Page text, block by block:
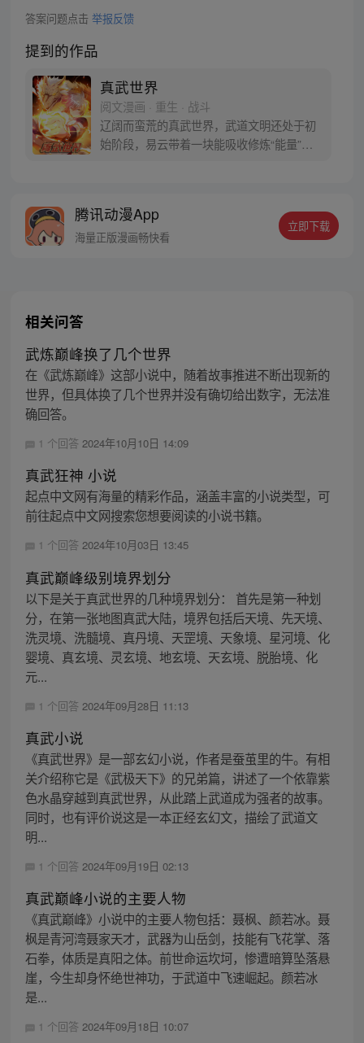
答案问题点击 举报反馈
提到的作品
真武世界
阅文漫画 · 重生 · 战斗
辽阔而蛮荒的真武世界，武道文明还处于初
始阶段，易云带着一块能吸收修炼“能量”的
腾讯动漫App
海量正版漫画畅快看
立即下载
相关问答
武炼巅峰换了几个世界
在《武炼巅峰》这部小说中，随着故事推进不断出现新的
世界，但具体换了几个世界并没有确切给出数字，无法准
确回答。
1 个回答 2024年10月10日 14:09
真武狂神 小说
起点中文网有海量的精彩作品，涵盖丰富的小说类型，可
前往起点中文网搜索您想要阅读的小说书籍。
1 个回答 2024年10月03日 13:45
真武巅峰级别境界划分
以下是关于真武世界的几种境界划分： 首先是第一种划
分，在第一张地图真武大陆，境界包括后天境、先天境、
洗灵境、洗髓境、真丹境、天罡境、天象境、星河境、化
婴境、真玄境、灵玄境、地玄境、天玄境、脱胎境、化
元...
1 个回答 2024年09月28日 11:13
真武小说
《真武世界》是一部玄幻小说，作者是蚕茧里的牛。有相
关介绍称它是《武极天下》的兄弟篇，讲述了一个依靠紫
色水晶穿越到真武世界，从此踏上武道成为强者的故事。
同时，也有评价说这是一本正经玄幻文，描绘了武道文
明...
1 个回答 2024年09月19日 02:13
真武巅峰小说的主要人物
《真武巅峰》小说中的主要人物包括：聂枫、颜若冰。聂
枫是青河湾聂家天才，武器为山岳剑，技能有飞花掌、落
石拳，体质是真阳之体。前世命运坎坷，惨遭暗算坠落悬
崖，今生却身怀绝世神功，于武道中飞速崛起。颜若冰
是...
1 个回答 2024年09月18日 10:07